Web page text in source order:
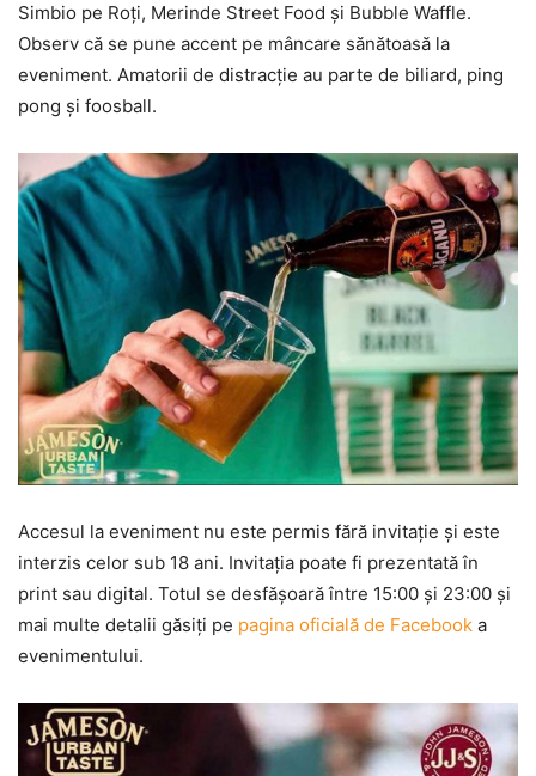
Simbio pe Roţi, Merinde Street Food şi Bubble Waffle.
Observ că se pune accent pe mâncare sănătoasă la
eveniment. Amatorii de distracţie au parte de biliard, ping
pong şi foosball.
Accesul la eveniment nu este permis fără invitaţie şi este
interzis celor sub 18 ani. Invitaţia poate fi prezentată în
print sau digital. Totul se desfăşoară între 15:00 şi 23:00 şi
mai multe detalii găsiţi pe pagina oficială de Facebook a
evenimentului.